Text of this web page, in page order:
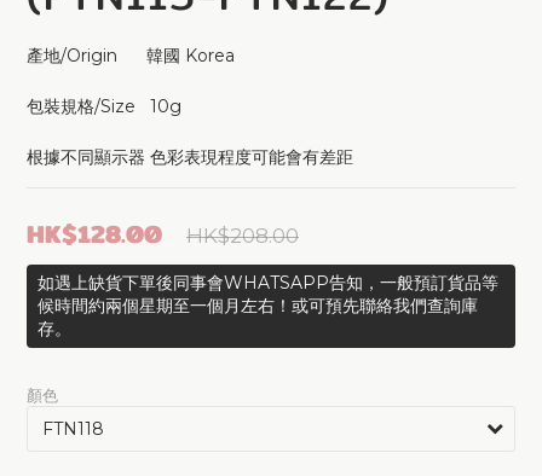
產地/Origin      韓國 Korea
包裝規格/Size   10g
根據不同顯示器 色彩表現程度可能會有差距
HK$208.00
HK$128.00
如遇上缺貨下單後同事會WHATSAPP告知，一般預訂貨品等
候時間約兩個星期至一個月左右！或可預先聯絡我們查詢庫
存。
顏色